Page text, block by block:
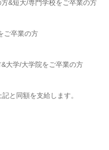
&短大/専門学校をご卒業の方
ご卒業の方
大学/大学院をご卒業の方
と同額を支給します。